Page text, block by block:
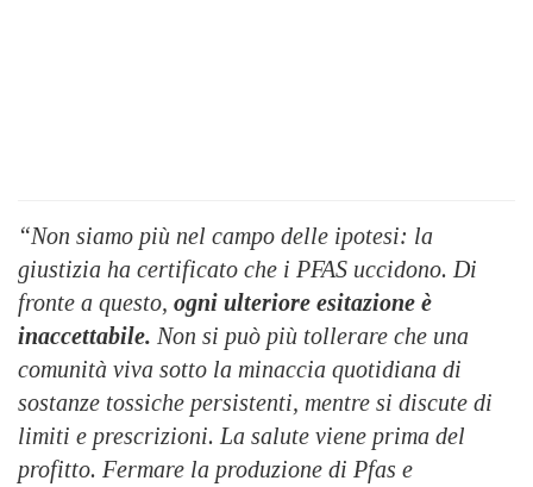
“Non siamo più nel campo delle ipotesi: la
giustizia ha certificato che i PFAS uccidono. Di
fronte a questo, ogni ulteriore esitazione è
inaccettabile. Non si può più tollerare che una
comunità viva sotto la minaccia quotidiana di
sostanze tossiche persistenti, mentre si discute di
limiti e prescrizioni. La salute viene prima del
profitto. Fermare la produzione di Pfas e